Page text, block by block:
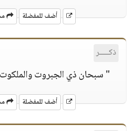
أضف للمفضلة
ذكـــــر
" سبحان ذي الجبروت والملكوت
أضف للمفضلة